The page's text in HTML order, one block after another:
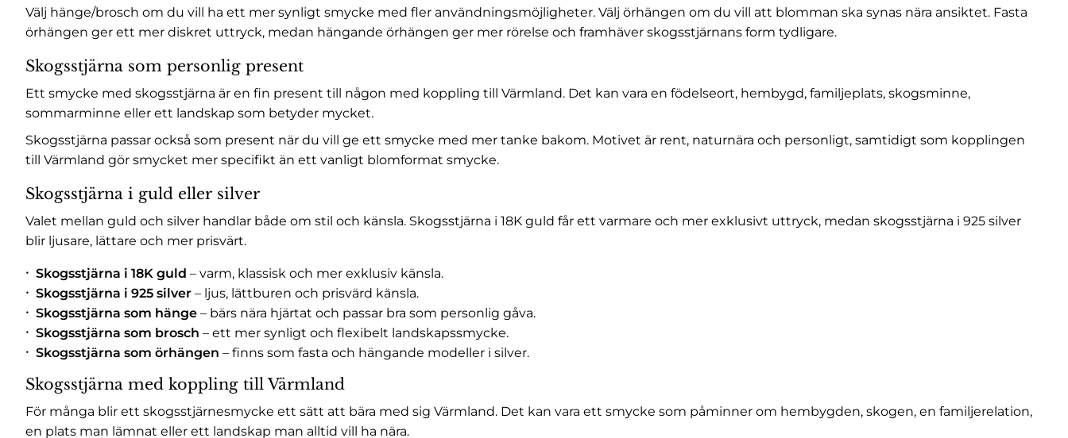
Välj hänge/brosch om du vill ha ett mer synligt smycke med fler användningsmöjligheter. Välj örhängen om du vill att blomman ska synas nära ansiktet. Fasta
örhängen ger ett mer diskret uttryck, medan hängande örhängen ger mer rörelse och framhäver skogsstjärnans form tydligare.
Skogsstjärna som personlig present
Ett smycke med skogsstjärna är en fin present till någon med koppling till Värmland. Det kan vara en födelseort, hembygd, familjeplats, skogsminne,
sommarminne eller ett landskap som betyder mycket.
Skogsstjärna passar också som present när du vill ge ett smycke med mer tanke bakom. Motivet är rent, naturnära och personligt, samtidigt som kopplingen
till Värmland gör smycket mer specifikt än ett vanligt blomformat smycke.
Skogsstjärna i guld eller silver
Valet mellan guld och silver handlar både om stil och känsla. Skogsstjärna i 18K guld får ett varmare och mer exklusivt uttryck, medan skogsstjärna i 925 silver
blir ljusare, lättare och mer prisvärt.
Skogsstjärna i 18K guld – varm, klassisk och mer exklusiv känsla.
Skogsstjärna i 925 silver – ljus, lättburen och prisvärd känsla.
Skogsstjärna som hänge – bärs nära hjärtat och passar bra som personlig gåva.
Skogsstjärna som brosch – ett mer synligt och flexibelt landskapssmycke.
Skogsstjärna som örhängen – finns som fasta och hängande modeller i silver.
Skogsstjärna med koppling till Värmland
För många blir ett skogsstjärnesmycke ett sätt att bära med sig Värmland. Det kan vara ett smycke som påminner om hembygden, skogen, en familjerelation,
en plats man lämnat eller ett landskap man alltid vill ha nära.